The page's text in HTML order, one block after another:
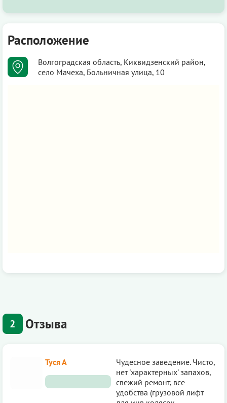
Расположение
Волгоградская область, Киквидзенский район,
село Мачеха, Больничная улица, 10
2 Отзыва
Туся А
Чудесное заведение. Чисто,
нет 'характерных' запахов,
свежий ремонт, все
удобства (грузовой лифт